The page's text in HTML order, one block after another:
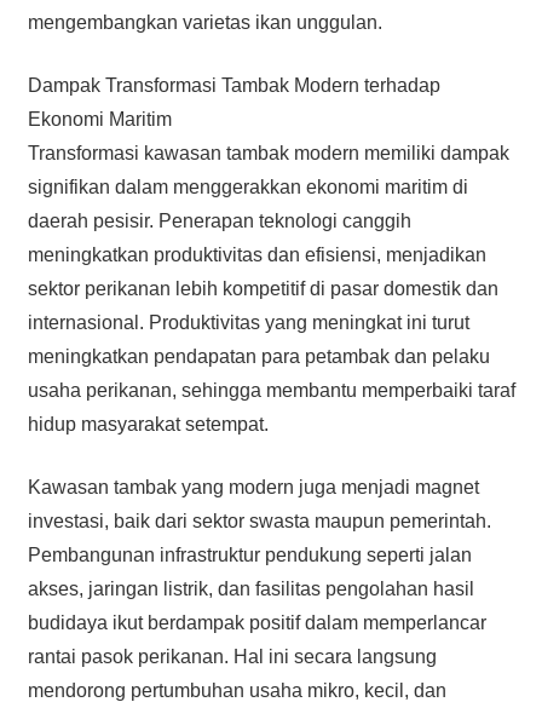
mengembangkan varietas ikan unggulan.
Dampak Transformasi Tambak Modern terhadap
Ekonomi Maritim
Transformasi kawasan tambak modern memiliki dampak
signifikan dalam menggerakkan ekonomi maritim di
daerah pesisir. Penerapan teknologi canggih
meningkatkan produktivitas dan efisiensi, menjadikan
sektor perikanan lebih kompetitif di pasar domestik dan
internasional. Produktivitas yang meningkat ini turut
meningkatkan pendapatan para petambak dan pelaku
usaha perikanan, sehingga membantu memperbaiki taraf
hidup masyarakat setempat.
Kawasan tambak yang modern juga menjadi magnet
investasi, baik dari sektor swasta maupun pemerintah.
Pembangunan infrastruktur pendukung seperti jalan
akses, jaringan listrik, dan fasilitas pengolahan hasil
budidaya ikut berdampak positif dalam memperlancar
rantai pasok perikanan. Hal ini secara langsung
mendorong pertumbuhan usaha mikro, kecil, dan